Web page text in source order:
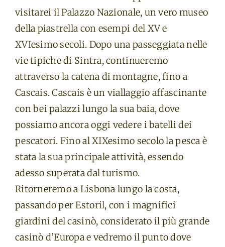
visitarei il Palazzo Nazionale, un vero museo
della piastrella con esempi del XV e
XVIesimo secoli. Dopo una passeggiata nelle
vie tipiche di Sintra, continueremo
attraverso la catena di montagne, fino a
Cascais. Cascais è un viallaggio affascinante
con bei palazzi lungo la sua baia, dove
possiamo ancora oggi vedere i batelli dei
pescatori. Fino al XIXesimo secolo la pesca è
stata la sua principale attività, essendo
adesso superata dal turismo.
Ritorneremo a Lisbona lungo la costa,
passando per Estoril, con i magnifici
giardini del casinò, considerato il più grande
casinò d’Europa e vedremo il punto dove